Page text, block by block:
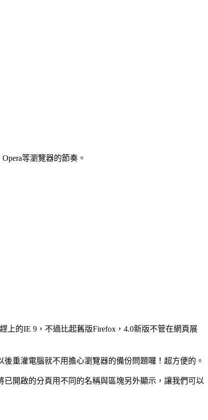
等瀏覽器的節奏。
上的IE 9，不過比起舊版Firefox，4.0新版不管在網頁展
重灌電腦就不用擔心瀏覽器的備份問題囉！超方便的。
開啟的分頁用不同的名稱與區塊另外顯示，讓我們可以